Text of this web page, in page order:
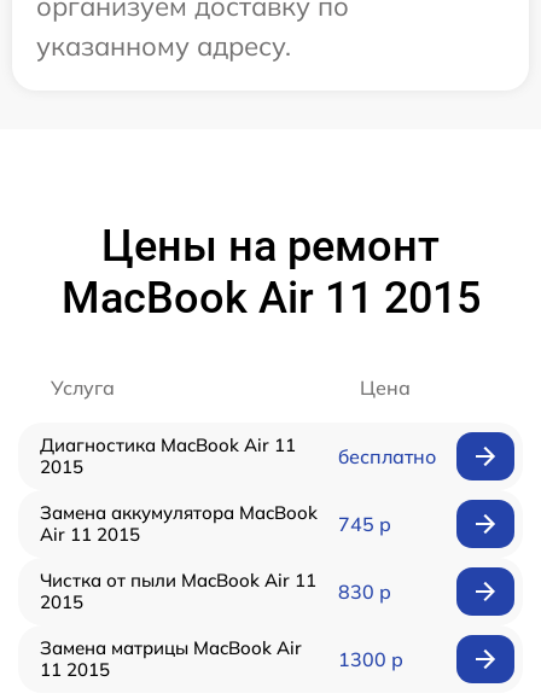
указанному адресу.
Цены на ремонт
MacBook Air 11 2015
Услуга Цена
Диагностика MacBook Air 11
2015
бесплатно
Замена аккумулятора MacBook
Air 11 2015
745 р
Чистка от пыли MacBook Air 11
2015
830 р
Замена матрицы MacBook Air
11 2015
1300 р